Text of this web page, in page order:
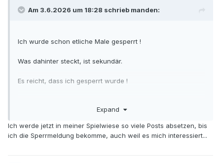
Am 3.6.2026 um 18:28 schrieb manden:
Ich wurde schon etliche Male gesperrt !
Was dahinter steckt, ist sekundär.
Es reicht, dass ich gesperrt wurde !
Expand
Ich werde jetzt in meiner Spielwiese so viele Posts absetzen, bis
ich die Sperrmeldung bekomme, auch weil es mich interessiert...